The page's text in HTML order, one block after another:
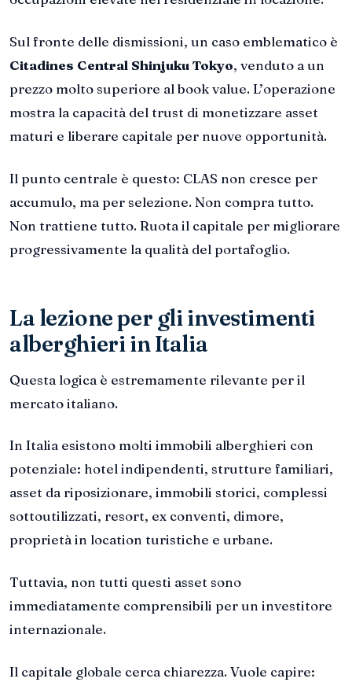
Sul fronte delle dismissioni, un caso emblematico è
Citadines Central Shinjuku Tokyo, venduto a un
prezzo molto superiore al book value. L’operazione
mostra la capacità del trust di monetizzare asset
maturi e liberare capitale per nuove opportunità.
Il punto centrale è questo: CLAS non cresce per
accumulo, ma per selezione. Non compra tutto.
Non trattiene tutto. Ruota il capitale per migliorare
progressivamente la qualità del portafoglio.
La lezione per gli investimenti
alberghieri in Italia
Questa logica è estremamente rilevante per il
mercato italiano.
In Italia esistono molti immobili alberghieri con
potenziale: hotel indipendenti, strutture familiari,
asset da riposizionare, immobili storici, complessi
sottoutilizzati, resort, ex conventi, dimore,
proprietà in location turistiche e urbane.
Tuttavia, non tutti questi asset sono
immediatamente comprensibili per un investitore
internazionale.
Il capitale globale cerca chiarezza. Vuole capire: